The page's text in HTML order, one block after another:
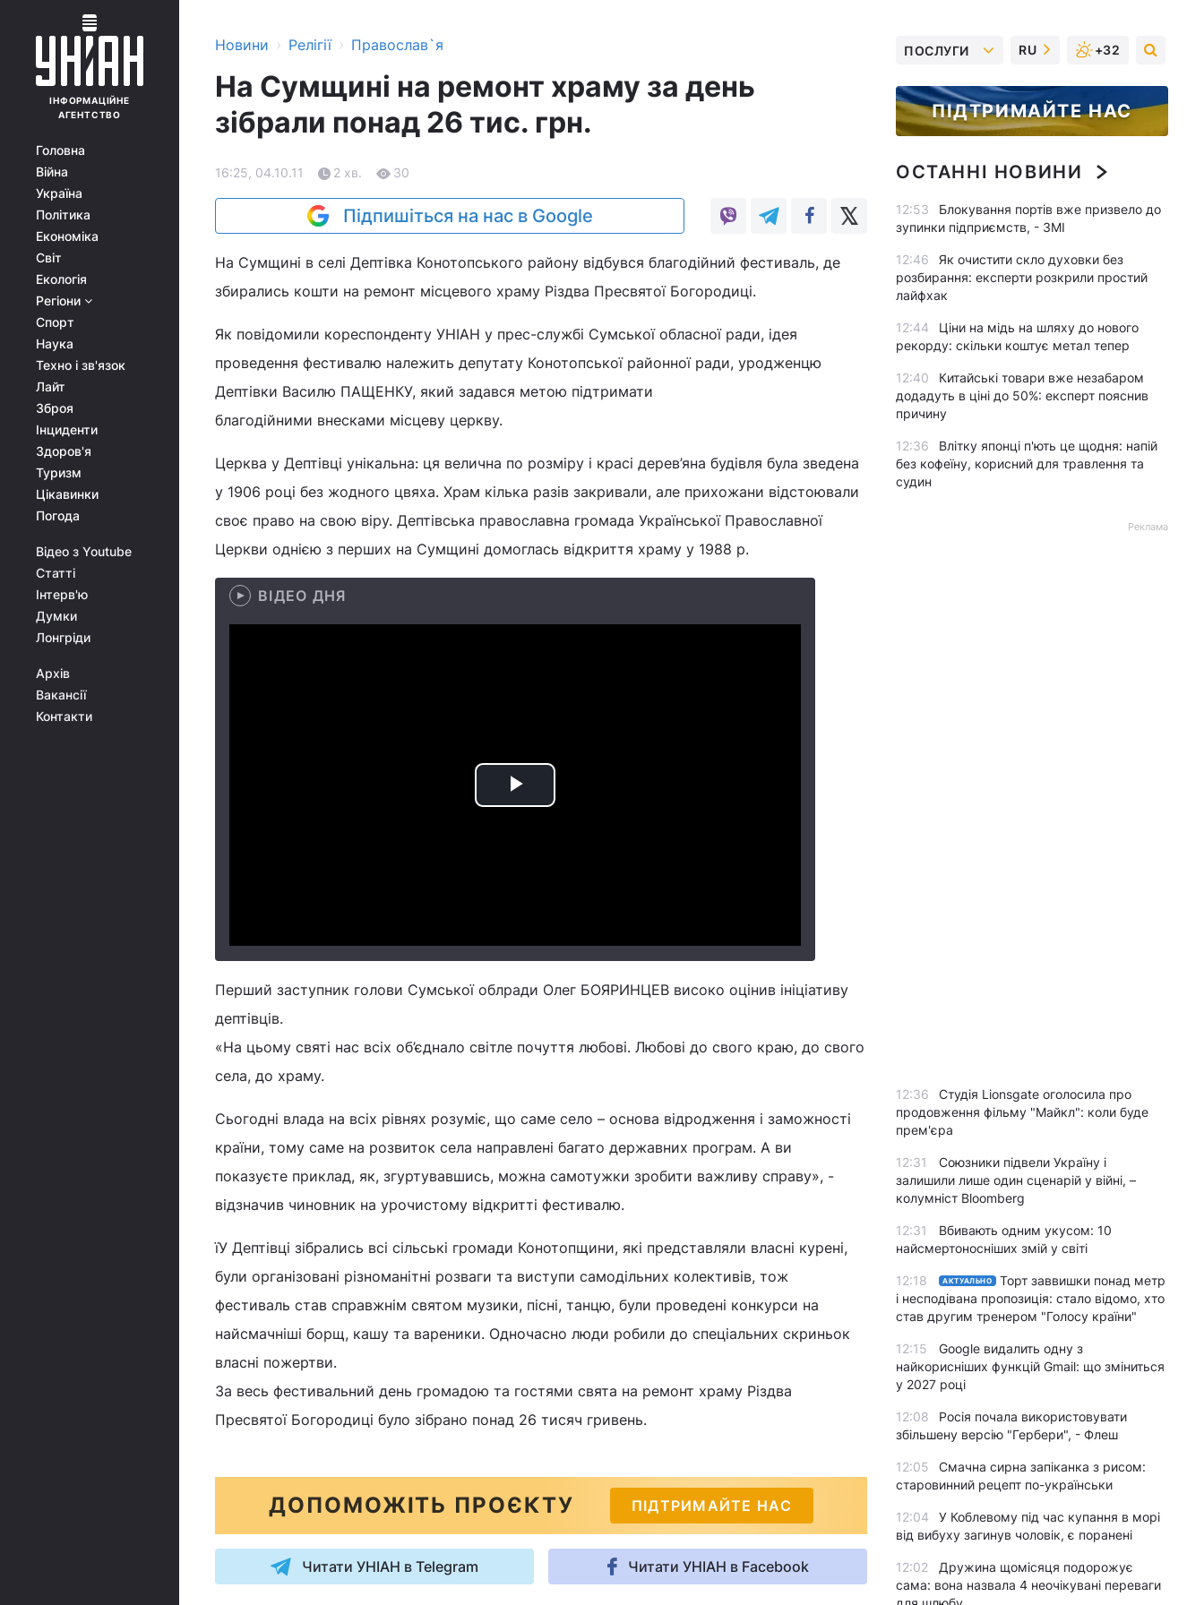
ІНФОРМАЦІЙНЕ
АГЕНТСТВО
Головна
Війна
Україна
Політика
Економіка
Світ
Екологія
Регіони
Спорт
Наука
Техно і зв'язок
Лайт
Зброя
Інциденти
Здоров'я
Туризм
Цікавинки
Погода
Відео з Youtube
Статті
Інтерв'ю
Думки
Лонгріди
Архів
Вакансії
Контакти
Новини › Релігії › Православ`я
На Сумщині на ремонт храму за день
зібрали понад 26 тис. грн.
16:25, 04.10.11 2 хв. 30
Підпишіться на нас в Google
На Сумщині в селі Дептівка Конотопського району відбувся благодійний фестиваль, де
збирались кошти на ремонт місцевого храму Різдва Пресвятої Богородиці.
Як повідомили кореспонденту УНІАН у прес-службі Сумської обласної ради, ідея
проведення фестивалю належить депутату Конотопської районної ради, уродженцю
Дептівки Василю ПАЩЕНКУ, який задався метою підтримати
благодійними внесками місцеву церкву.
Церква у Дептівці унікальна: ця велична по розміру і красі дерев’яна будівля була зведена
у 1906 році без жодного цвяха. Храм кілька разів закривали, але прихожани відстоювали
своє право на свою віру. Дептівська православна громада Української Православної
Церкви однією з перших на Сумщині домоглась відкриття храму у 1988 р.
ВІДЕО ДНЯ
Play
Перший заступник голови Сумської облради Олег БОЯРИНЦЕВ високо оцінив ініціативу
дептівців.
«На цьому святі нас всіх об’єднало світле почуття любові. Любові до свого краю, до свого
села, до храму.
Сьогодні влада на всіх рівнях розуміє, що саме село – основа відродження і заможності
країни, тому саме на розвиток села направлені багато державних програм. А ви
показуєте приклад, як, згуртувавшись, можна самотужки зробити важливу справу», -
відзначив чиновник на урочистому відкритті фестивалю.
їУ Дептівці зібрались всі сільські громади Конотопщини, які представляли власні курені,
були організовані різноманітні розваги та виступи самодільних колективів, тож
фестиваль став справжнім святом музики, пісні, танцю, були проведені конкурси на
найсмачніші борщ, кашу та вареники. Одночасно люди робили до спеціальних скриньок
власні пожертви.
За весь фестивальний день громадою та гостями свята на ремонт храму Різдва
Пресвятої Богородиці було зібрано понад 26 тисяч гривень.
ДОПОМОЖІТЬ ПРОЄКТУ ПІДТРИМАЙТЕ НАС
Читати УНІАН в Telegram Читати УНІАН в Facebook
ПОСЛУГИ RU +32
ПІДТРИМАЙТЕ НАС
ОСТАННІ НОВИНИ
12:53
Блокування портів вже призвело до
зупинки підприємств, - ЗМІ
12:46
Як очистити скло духовки без
розбирання: експерти розкрили простий
лайфхак
12:44
Ціни на мідь на шляху до нового
рекорду: скільки коштує метал тепер
12:40
Китайські товари вже незабаром
додадуть в ціні до 50%: експерт пояснив
причину
12:36
Влітку японці п'ють це щодня: напій
без кофеїну, корисний для травлення та
судин
Реклама
12:36
Студія Lionsgate оголосила про
продовження фільму "Майкл": коли буде
прем'єра
12:31
Союзники підвели Україну і
залишили лише один сценарій у війні, –
колумніст Bloomberg
12:31
Вбивають одним укусом: 10
найсмертоносніших змій у світі
12:18 АКТУАЛЬНО
Торт заввишки понад метр
і несподівана пропозиція: стало відомо, хто
став другим тренером "Голосу країни"
12:15
Google видалить одну з
найкорисніших функцій Gmail: що зміниться
у 2027 році
12:08
Росія почала використовувати
збільшену версію "Гербери", - Флеш
12:05
Смачна сирна запіканка з рисом:
старовинний рецепт по-українськи
12:04
У Коблевому під час купання в морі
від вибуху загинув чоловік, є поранені
12:02
Дружина щомісяця подорожує
сама: вона назвала 4 неочікувані переваги